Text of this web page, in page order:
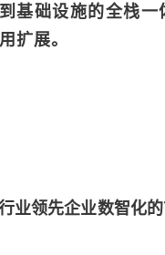
基础设施的全栈一
扩展。
领先企业数智化的